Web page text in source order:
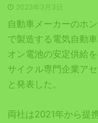
2023年3月3日
自動車メーカーのホ
で製造する電気自動
オン電池の安定供給
サイクル専門企業ア
と発表した。
両社は2021年から提